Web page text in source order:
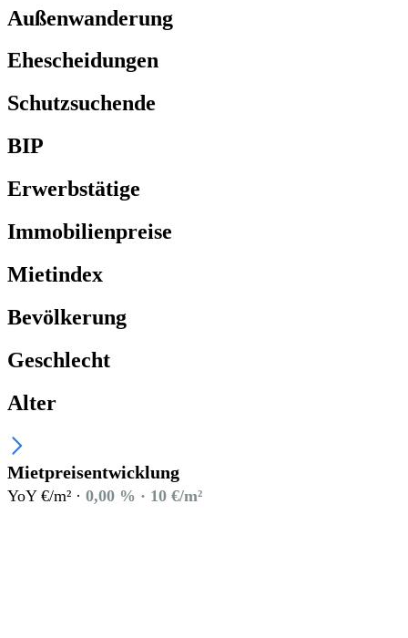
Außenwanderung
Ehescheidungen
Schutzsuchende
BIP
Erwerbstätige
Immobilienpreise
Mietindex
Bevölkerung
Geschlecht
Alter
Mietpreisentwicklung
YoY €/m² · 0,00 % · 10 €/m²